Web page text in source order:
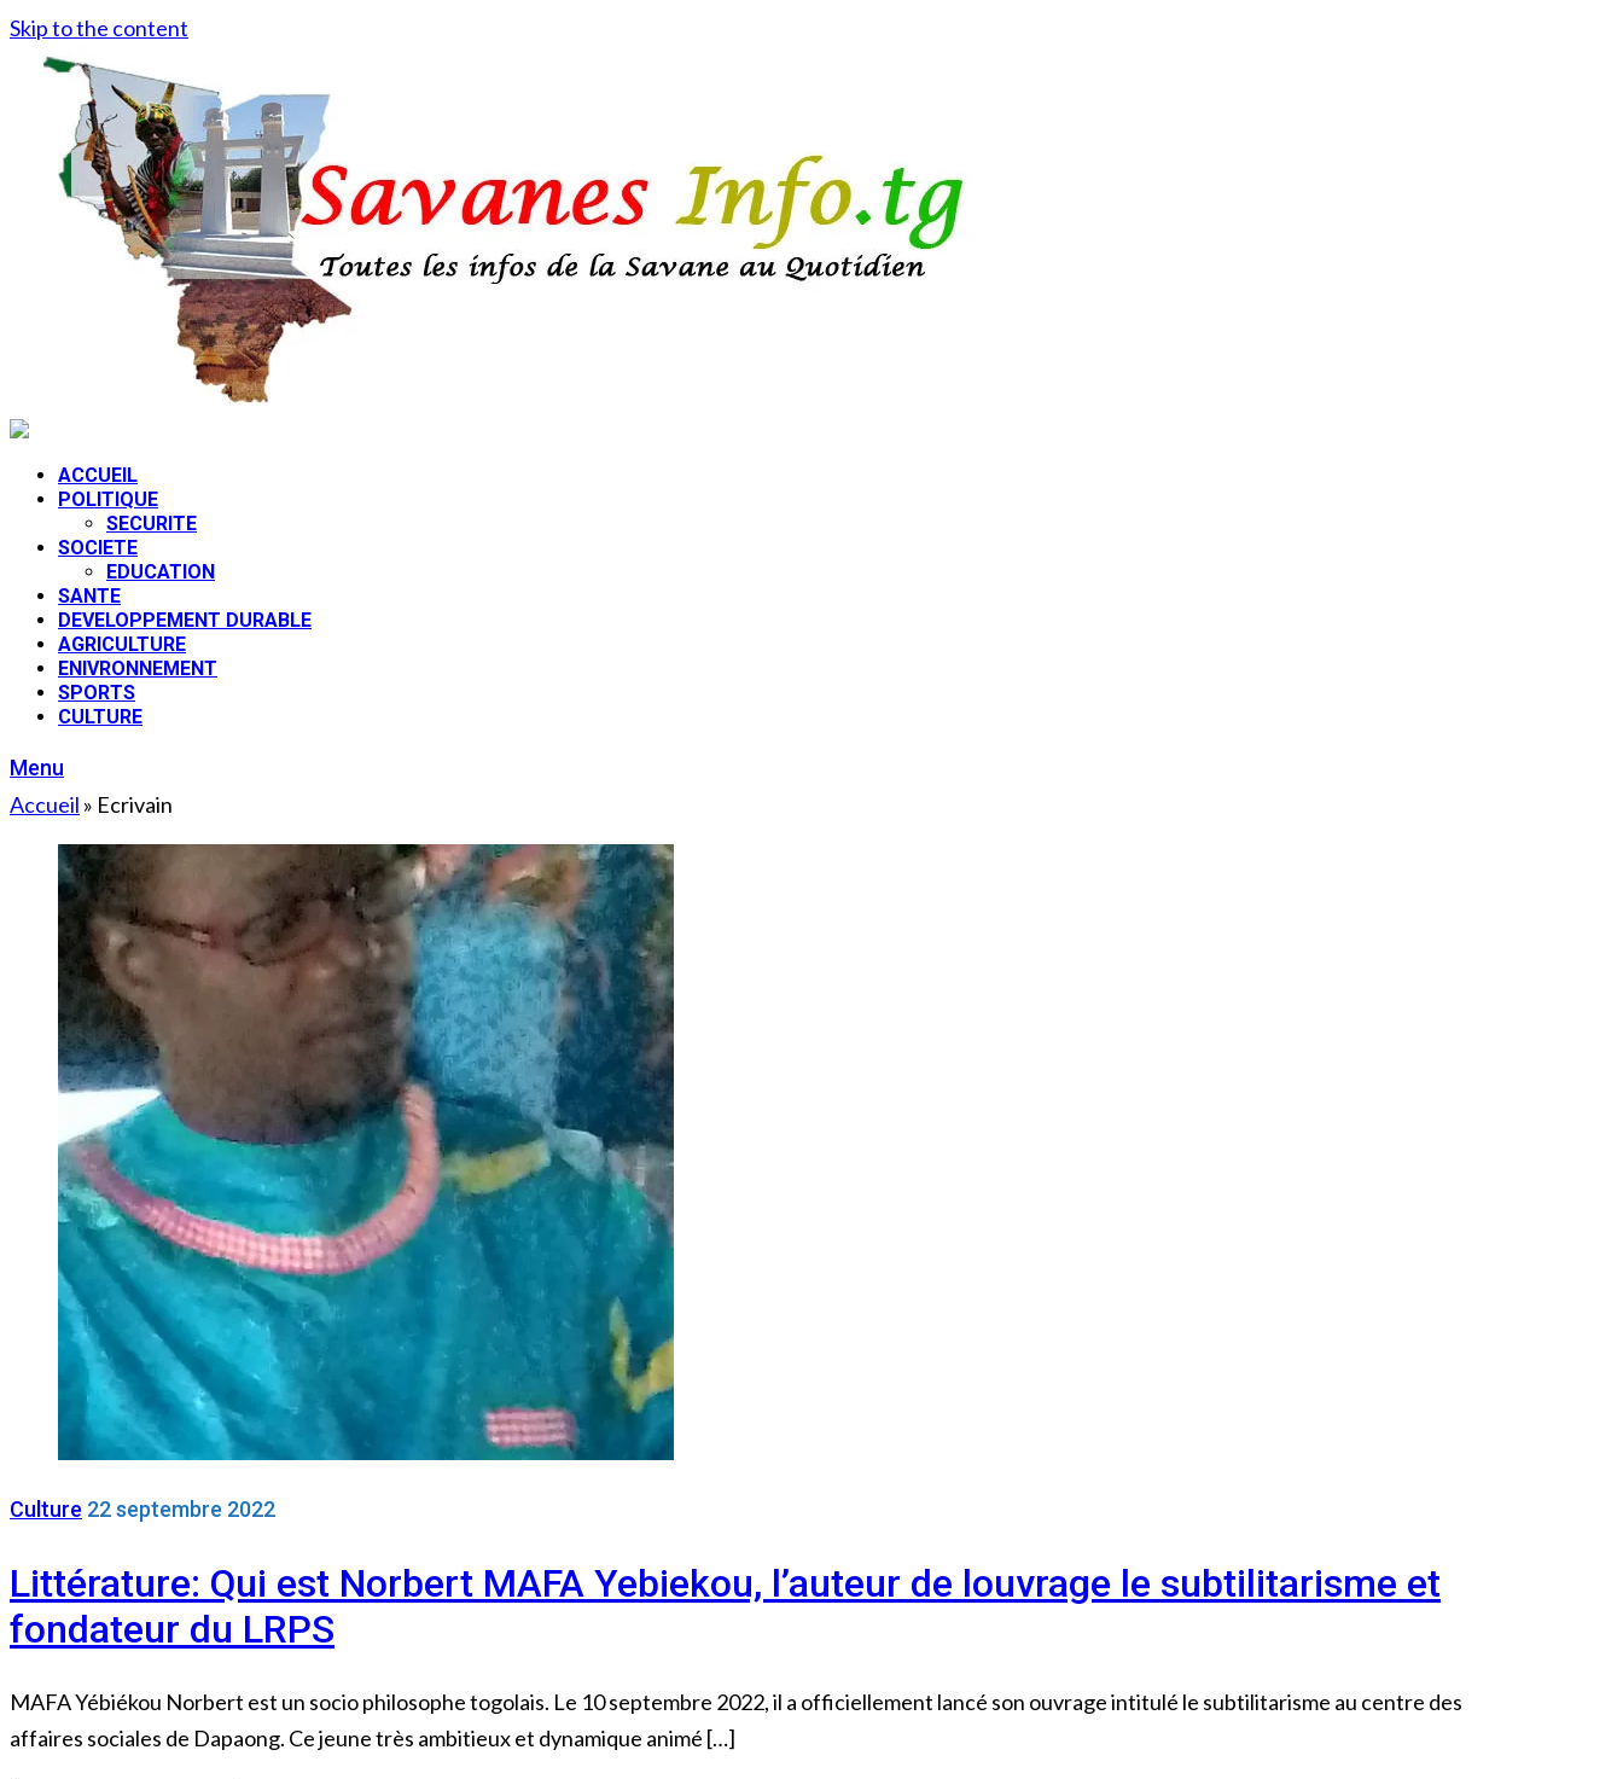
Skip to the content
ACCUEIL
POLITIQUE
SECURITE
SOCIETE
EDUCATION
SANTE
DEVELOPPEMENT DURABLE
AGRICULTURE
ENIVRONNEMENT
SPORTS
CULTURE
Menu
Accueil » Ecrivain
Culture 22 septembre 2022
Littérature: Qui est Norbert MAFA Yebiekou, l’auteur de louvrage le subtilitarisme et
fondateur du LRPS
MAFA Yébiékou Norbert est un socio philosophe togolais. Le 10 septembre 2022, il a officiellement lancé son ouvrage intitulé le subtilitarisme au centre des
affaires sociales de Dapaong. Ce jeune très ambitieux et dynamique animé […]